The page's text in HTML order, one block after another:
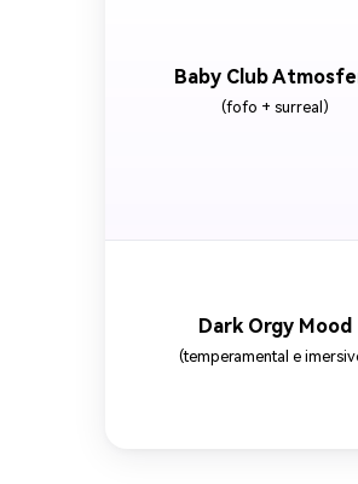
Baby Club
(fofo + surreal)
Dark Orgy Mood
(temperamental e